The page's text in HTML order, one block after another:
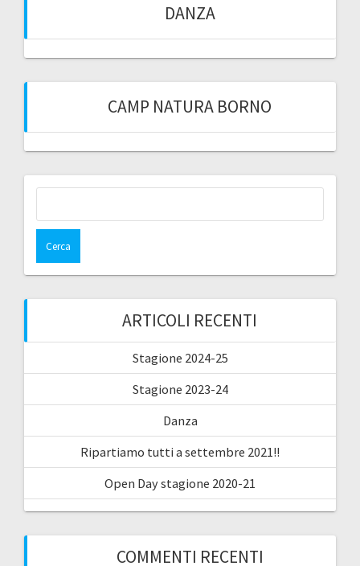
DANZA
CAMP NATURA BORNO
ARTICOLI RECENTI
Stagione 2024-25
Stagione 2023-24
Danza
Ripartiamo tutti a settembre 2021!!
Open Day stagione 2020-21
COMMENTI RECENTI